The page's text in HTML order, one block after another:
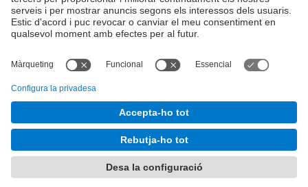
Llista Xarxes Socials
Escola d'Enginyeria de Barcelona Est. EEBE
Desenvolupat amb